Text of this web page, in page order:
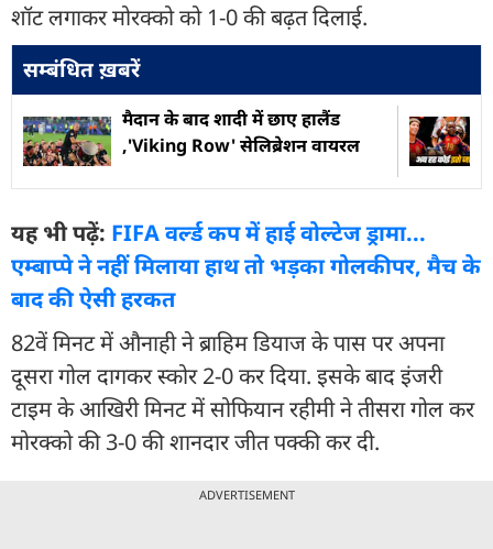
शॉट लगाकर मोरक्को को 1-0 की बढ़त दिलाई.
सम्बंधित ख़बरें
मैदान के बाद शादी में छाए हालैंड
,'Viking Row' सेलिब्रेशन वायरल
यह भी पढ़ें: FIFA वर्ल्ड कप में हाई वोल्टेज ड्रामा...
एम्बाप्पे ने नहीं मिलाया हाथ तो भड़का गोलकीपर, मैच के
बाद की ऐसी हरकत
82वें मिनट में औनाही ने ब्राहिम डियाज के पास पर अपना
दूसरा गोल दागकर स्कोर 2-0 कर दिया. इसके बाद इंजरी
टाइम के आखिरी मिनट में सोफियान रहीमी ने तीसरा गोल कर
मोरक्को की 3-0 की शानदार जीत पक्की कर दी.
ADVERTISEMENT